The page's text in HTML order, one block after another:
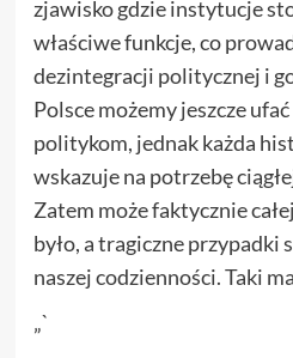
zjawisko gdzie instytucje
właściwe funkcje, co
dezintegracji politycznej i
Polsce możemy jeszcze
politykom, jednak każda
wskazuje na potrzebę
Zatem może faktycznie
było, a tragiczne przypadki
naszej codzienności. Taki
„`